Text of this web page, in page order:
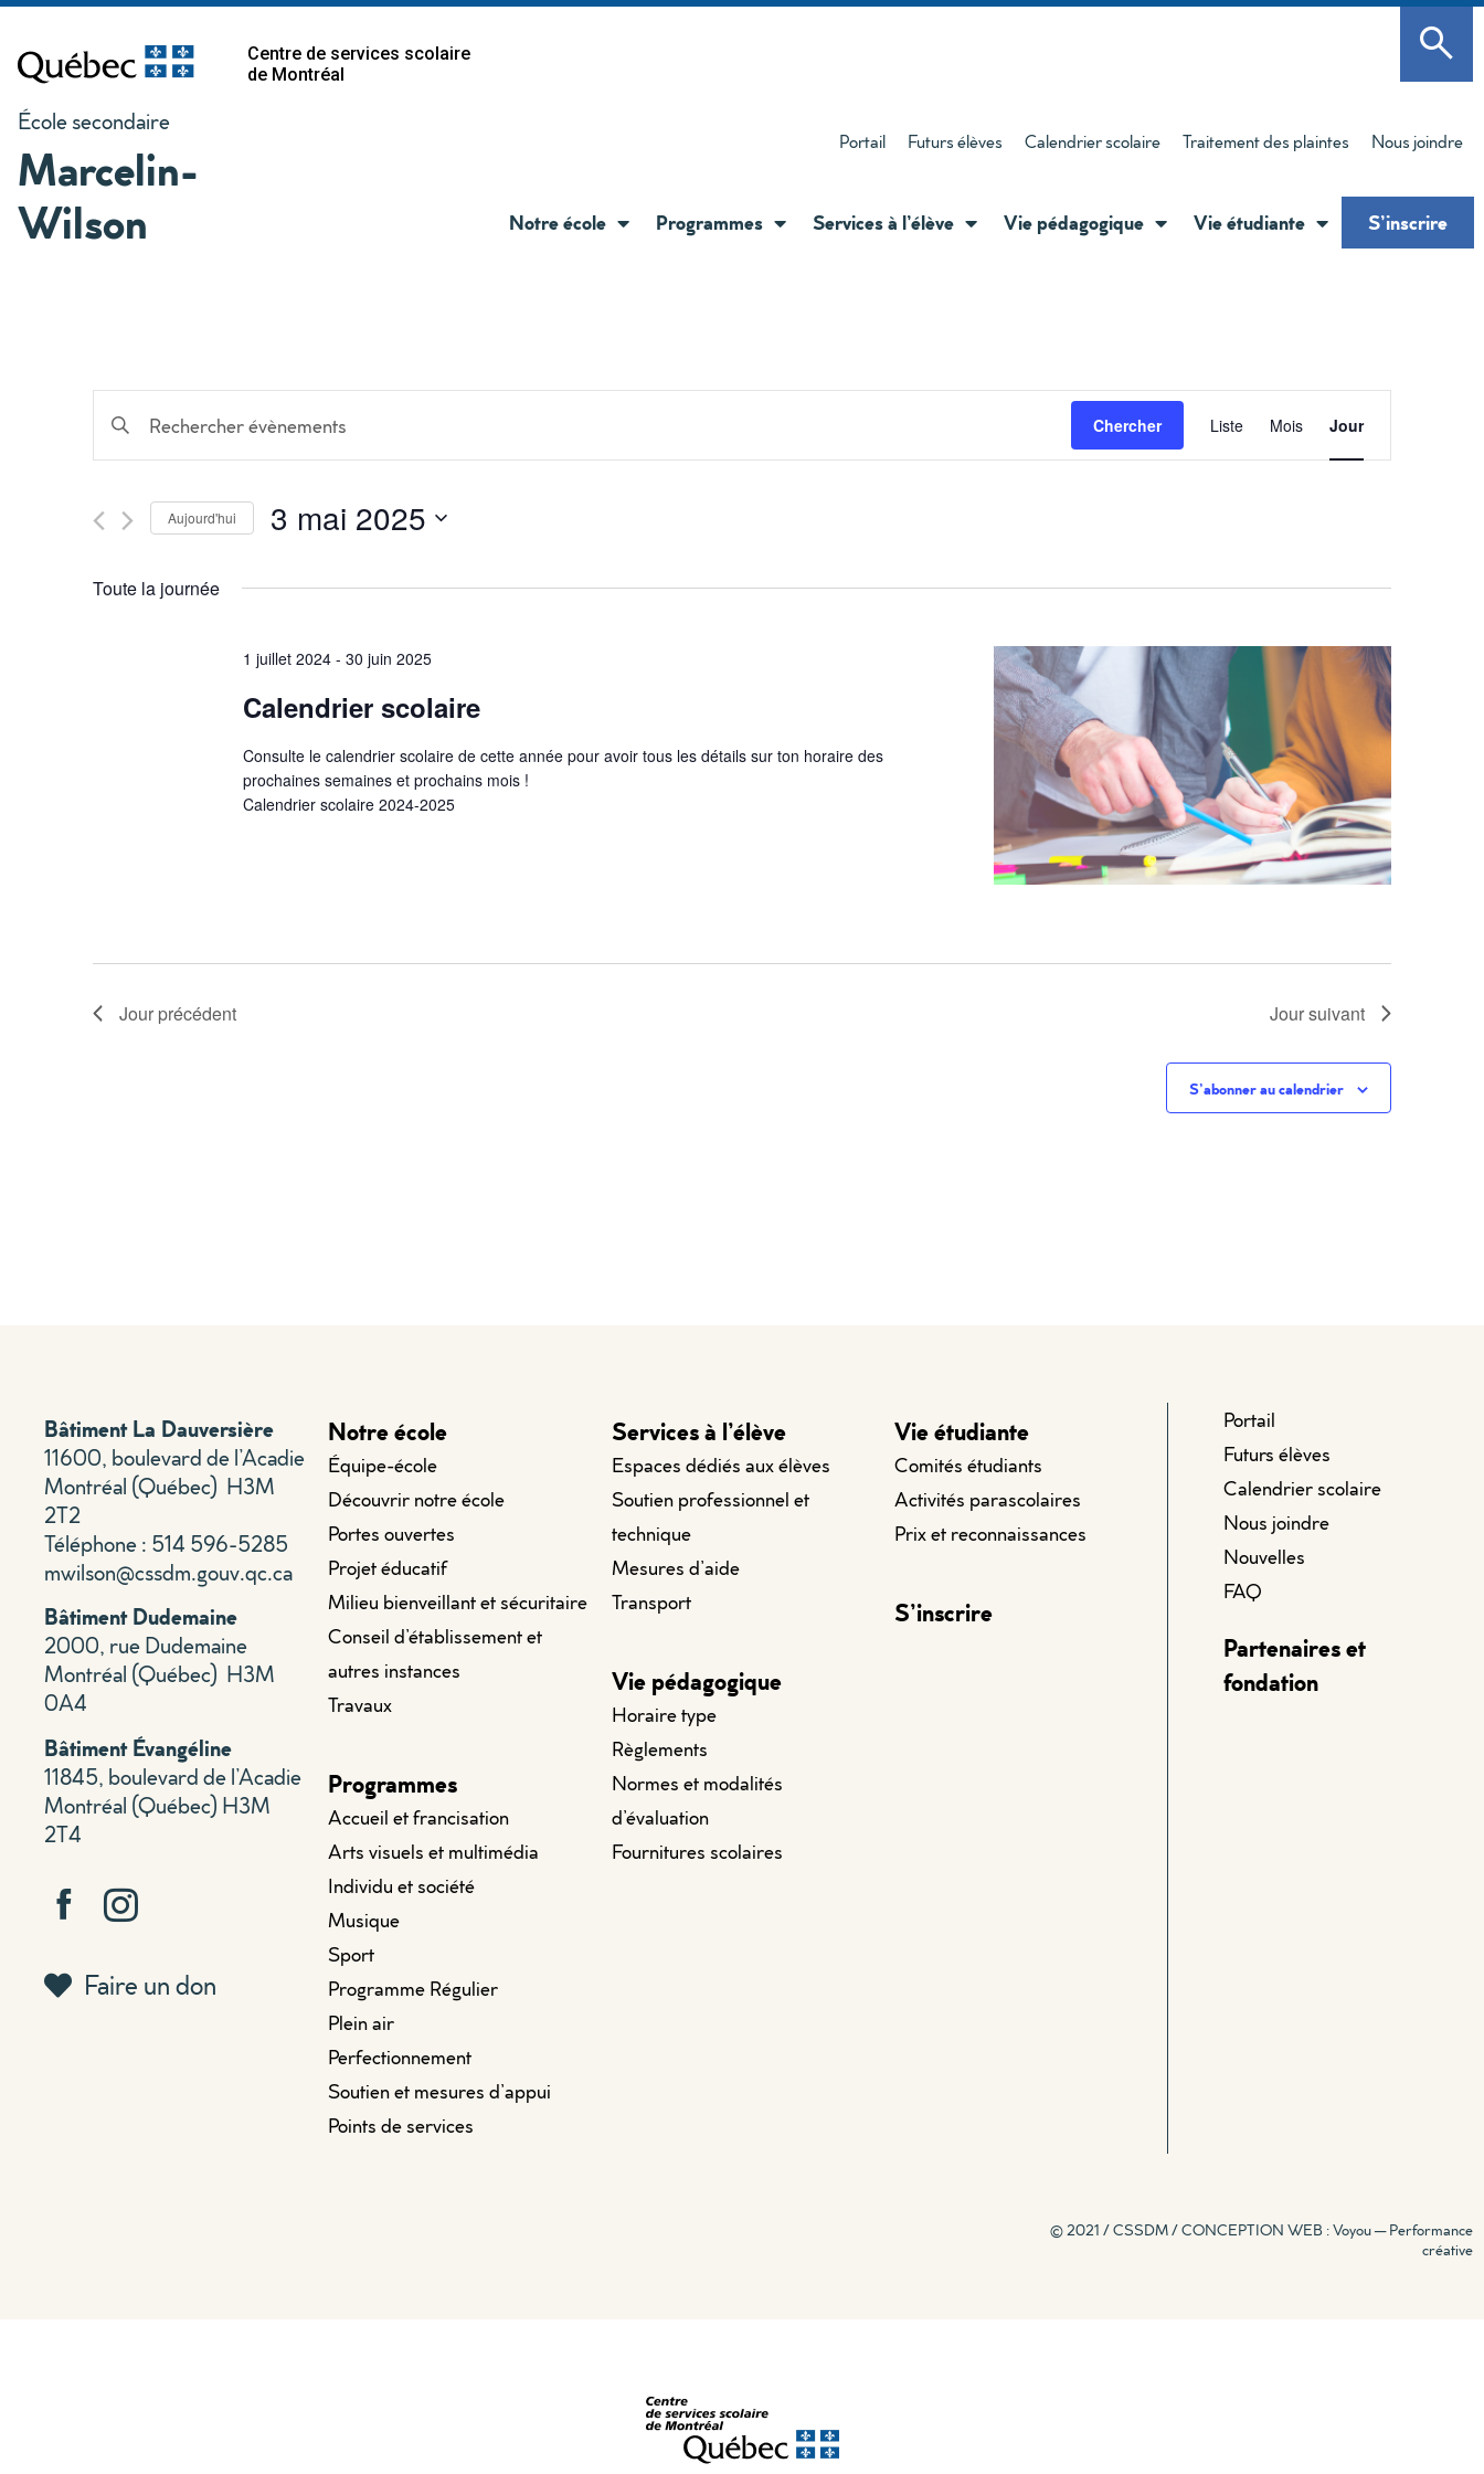
Centre de services scolaire
de Montréal
École secondaire
Marcelin-
Wilson
Portail Futurs élèves Calendrier scolaire Traitement des plaintes Nous joindre
Notre école Programmes Services à l’élève Vie pédagogique Vie étudiante S’inscrire
Recherche
et
navigation
de
Évènements
Saisir
mot-
clé.
Rechercher
Évènements
mot-
clé.
Chercher de
Liste Mois Jour
Aujourd'hui 3 mai 2025
une
Toute la journée
1 juillet 2024- 30 juin 2025
Calendrier scolaire
Consulte le calendrier scolaire de cette année pour avoir tous les détails sur ton horaire des
prochaines semaines et prochains mois !
Calendrier scolaire 2024-2025
Jour précédent Jour suivant
S’abonner au calendrier
Bâtiment La Dauversière
11600, boulevard de l’Acadie
Montréal (Québec) H3M
2T2
Téléphone : 514 596-5285
mwilson@cssdm.gouv.qc.ca
Bâtiment Dudemaine
2000, rue Dudemaine
Montréal (Québec) H3M
0A4
Bâtiment Évangéline
11845, boulevard de l’Acadie
Montréal (Québec) H3M
2T4
Faire un don
Notre école
Équipe-école
Découvrir notre école
Portes ouvertes
Projet éducatif
Milieu bienveillant et sécuritaire
Conseil d’établissement et
autres instances
Travaux
Programmes
Accueil et francisation
Arts visuels et multimédia
Individu et société
Musique
Sport
Programme Régulier
Plein air
Perfectionnement
Soutien et mesures d’appui
Points de services
Services à l’élève
Espaces dédiés aux élèves
Soutien professionnel et
technique
Mesures d’aide
Transport
Vie pédagogique
Horaire type
Règlements
Normes et modalités
d’évaluation
Fournitures scolaires
Vie étudiante
Comités étudiants
Activités parascolaires
Prix et reconnaissances
S’inscrire
Portail
Futurs élèves
Calendrier scolaire
Nous joindre
Nouvelles
FAQ
Partenaires et
fondation
© 2021 / CSSDM /CONCEPTION WEB : Voyou — Performance
créative